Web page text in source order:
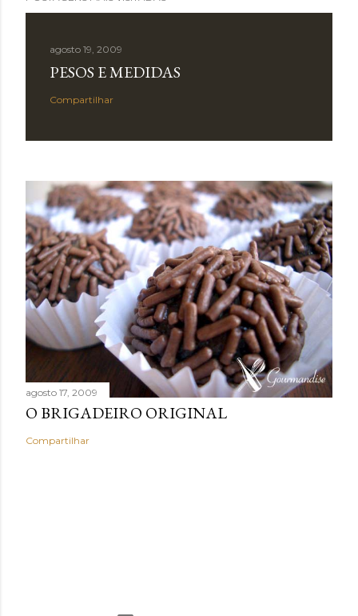
agosto 19, 2009
PESOS E MEDIDAS
Compartilhar
agosto 17, 2009
O BRIGADEIRO ORIGINAL
Compartilhar